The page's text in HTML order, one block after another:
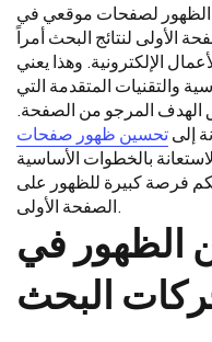
الظهور لصفحات موقعي في
الأولى لنتائج البحث أمراً
الإلكترونية. وهذا يعني
والتقنيات المتقدمة التي
المرجو من الصفحة.
إلىتحسين ظهور صفحات
بالخطوات الأساسية
فرصة كبيرة للظهور على
الصفحة الأولى.
الظهور في
البحث